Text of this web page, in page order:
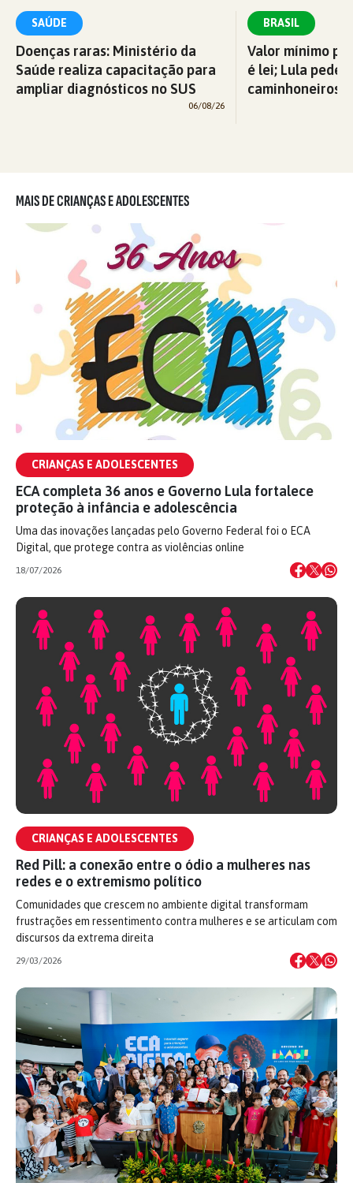
SAÚDE
Doenças raras: Ministério da
Saúde realiza capacitação para
ampliar diagnósticos no SUS
06/08/26
BRASIL
Valor mínimo
é lei; Lula pede
caminhoneiros
MAIS DE CRIANÇAS E ADOLESCENTES
CRIANÇAS E ADOLESCENTES
ECA completa 36 anos e Governo Lula fortalece
proteção à infância e adolescência
Uma das inovações lançadas pelo Governo Federal foi o ECA
Digital, que protege contra as violências online
18/07/2026
CRIANÇAS E ADOLESCENTES
Red Pill: a conexão entre o ódio a mulheres nas
redes e o extremismo político
Comunidades que crescem no ambiente digital transformam
frustrações em ressentimento contra mulheres e se articulam com
discursos da extrema direita
29/03/2026